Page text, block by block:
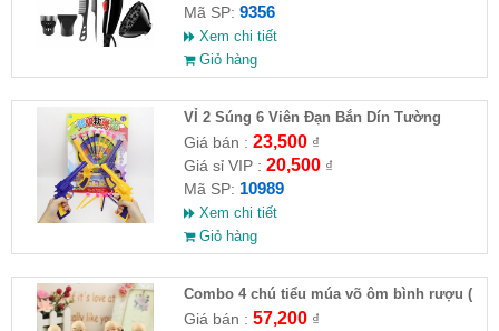
Mã SP: 9356
Xem chi tiết
Giỏ hàng
VỈ 2 Súng 6 Viên Đạn Bắn Dín Tường
Giá bán : 23,500₫
Giá sỉ VIP : 20,500₫
Mã SP: 10989
Xem chi tiết
Giỏ hàng
Combo 4 chú tiểu múa võ ôm bình rượu (
HĐ )
Giá bán : 57,200₫